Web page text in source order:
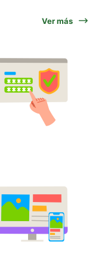
Ver más